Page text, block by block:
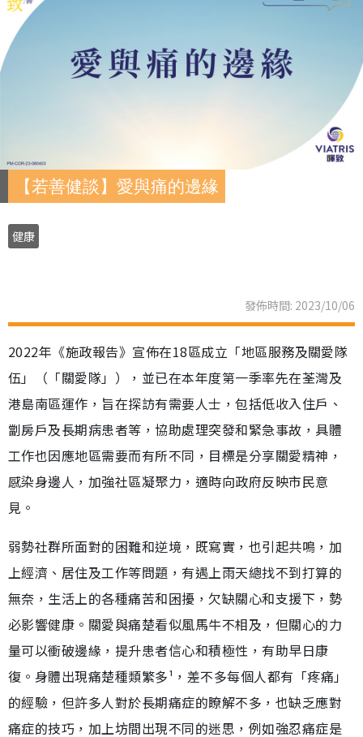
【若善健談】愛與痛的邊緣
健康
發佈時間: 2023/10/06
2022年《施政報告》宣佈在18區成立「地區服務及關愛隊
伍」（「關愛隊」），並已在本年度第一季率先在荃灣及
港島南區運作，旨在探訪有需要人士，包括低收入住戶、
劏房戶及長期病患者等，協助處理突發和緊急事故，具體
工作也因應地區需要而有所不同，目標是分享關愛精神，
感染身邊人，加強社區凝聚力，適時向政府反映市民意
見。
弱勢社群所面對的困難和逆境，既寫實，也引起共鳴，加
上經濟、居住及工作等問題，有遇上雨天總找不到打算的
無奈，生活上的各種痛苦和困擾，欠缺關心和支援下，勢
必影響健康。關愛與痛楚看似風馬牛不相及，但關心的力
量可以衝破邊緣，提升患者信心和積極性，有助早日康
復。身體出現痛楚種類繁多¹，差不多每個人都有「疼痛」
的經驗，但許多人對於長期痛症的瞭解不多，也缺乏應對
痛症的技巧，加上坊間出現不同的迷思，例如強忍痛症是